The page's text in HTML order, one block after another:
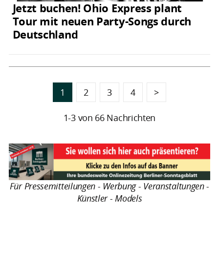
Jetzt buchen! Ohio Express plant
Tour mit neuen Party-Songs durch
Deutschland
1 2 3 4 >
1-3 von 66 Nachrichten
Für Pressemitteilungen - Werbung - Veranstaltungen -
Künstler - Models